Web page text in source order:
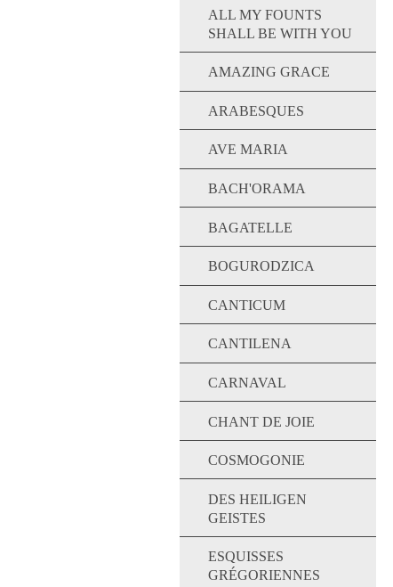
ALL MY FOUNTS
SHALL BE WITH YOU
AMAZING GRACE
ARABESQUES
AVE MARIA
BACH'ORAMA
BAGATELLE
BOGURODZICA
CANTICUM
CANTILENA
CARNAVAL
CHANT DE JOIE
COSMOGONIE
DES HEILIGEN
GEISTES
ESQUISSES
GRÉGORIENNES